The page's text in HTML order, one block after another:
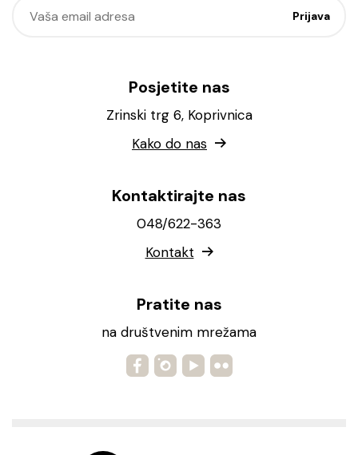
Posjetite nas
Zrinski trg 6, Koprivnica
Kako do nas
Kontaktirajte nas
048/622-363
Kontakt
Pratite nas
na društvenim mrežama